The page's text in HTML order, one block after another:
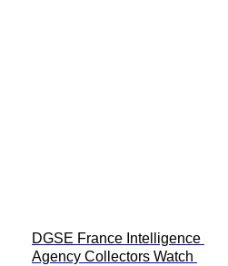
DGSE France Intelligence
Agency Collectors Watch